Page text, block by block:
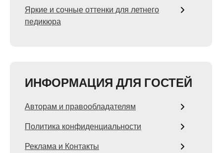
Яркие и сочные оттенки для летнего
педикюра
ИНФОРМАЦИЯ ДЛЯ ГОСТЕЙ
Авторам и правообладателям
Политика конфиденциальности
Реклама и Контакты